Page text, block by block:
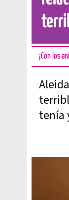
¡Con los
tenía